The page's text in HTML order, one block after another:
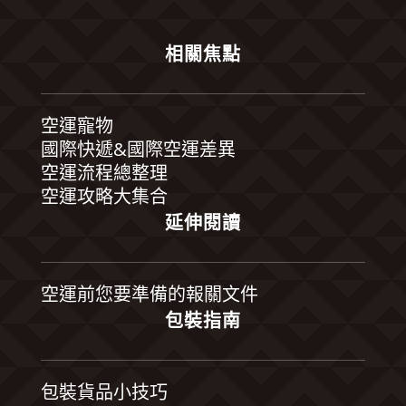
相關焦點
空運寵物
國際快遞&國際空運差異
空運流程總整理
空運攻略大集合
延伸閱讀
空運前您要準備的報關文件
包裝指南
包裝貨品小技巧